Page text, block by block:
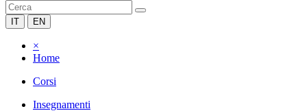
IT EN
×
Home
Corsi
Insegnamenti